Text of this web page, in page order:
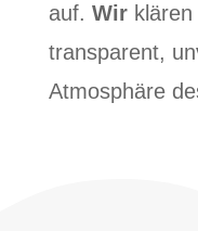
auf. Wirklären
transparent,
Atmosphäre